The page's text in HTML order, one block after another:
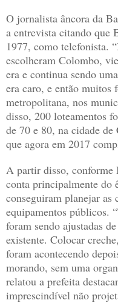
O jornalista âncora da
a entrevista citando que
1977, como telefonista.
escolheram Colombo,
era e continua sendo
era caro, e então muitos
metropolitana, nos
disso, 200 loteamentos
de 70 e 80, na cidade
que agora em 2017
A partir disso, conforme
conta principalmente do
conseguiram planejar as
equipamentos públicos.
foram sendo ajustadas
existente. Colocar
foram acontecendo
morando, sem uma
relatou a prefeita
imprescindível não